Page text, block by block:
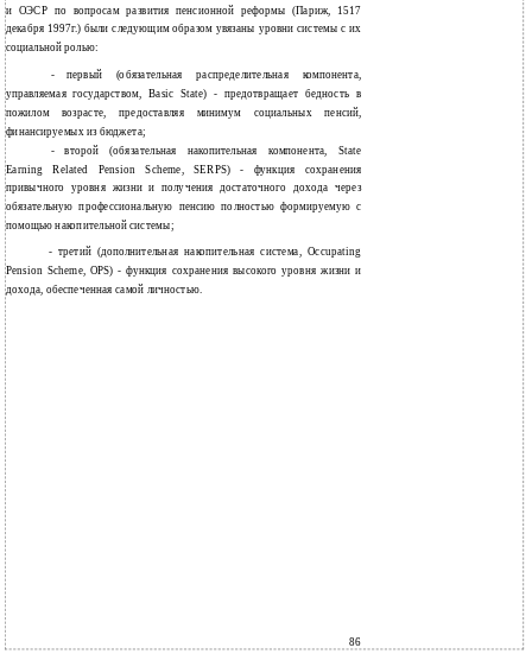
и ОЭСР по вопросам развития пенсионной реформы (Париж, 1517
декабря 1997г.) были следующим образом увязаны уровни системы с их
социальной ролью:
-
первый (обязательная распределительная компонента,
управляемая государством, Basic State) - предотвращает бедность в
пожилом возрасте, предоставляя минимум социальных пенсий,
финансируемых из бюджета;
-
второй (обязательная накопительная компонента, State
Earning Related Pension Scheme, SERPS) - функция сохранения
привычного уровня жизни и получения достаточного дохода через
обязательную профессиональную пенсию полностью формируемую с
помощью накопительной системы;
- третий (дополнительная накопительная система, Occupating
Pension Scheme, OPS) - функция сохранения высокого уровня жизни и
дохода, обеспеченная самой личностью.
86